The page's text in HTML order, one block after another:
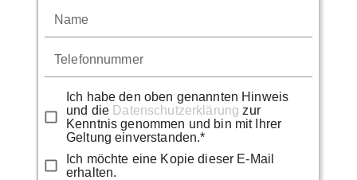
Name
Telefonnummer
Ich habe den oben genannten Hinweis
und die Datenschutzerklärung zur
Kenntnis genommen und bin mit Ihrer
Geltung einverstanden.*
Ich möchte eine Kopie dieser E-Mail
erhalten.